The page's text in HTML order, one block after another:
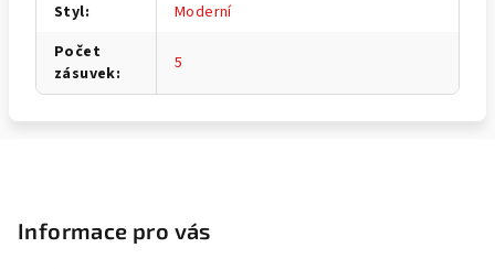
Styl:
Moderní
Počet
zásuvek: 5
Informace pro vás